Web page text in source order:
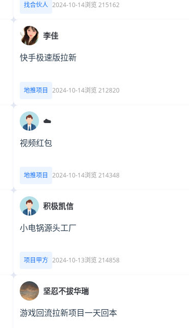
找合伙人 2024-10-14浏览 215162
李佳
快手极速版拉新
地推项目 2024-10-14浏览 212820
☁️
视频红包
地推项目 2024-10-14浏览 214348
积极凯信
小电锅源头工厂
项目甲方 2024-10-13浏览 214858
坚忍不拔华瑞
游戏回流拉新项目一天回本